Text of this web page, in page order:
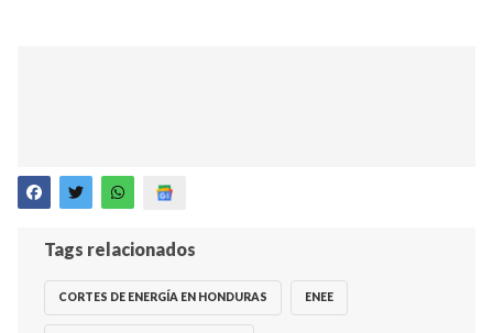
Tags relacionados
CORTES DE ENERGÍA EN HONDURAS ENEE